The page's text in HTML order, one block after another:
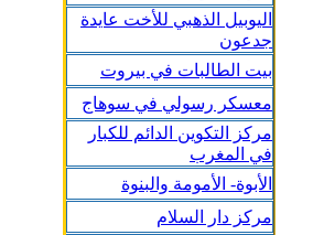
اليوبيل الذهبي للأخت عايدة
جدعون
بيت الطالبات في بيروت
معسكر رسولي في سوهاج
مركز التكوين الدائم للكبار
في المغرب
الأبوة- الأمومة والبنوة
مركز دار السلام